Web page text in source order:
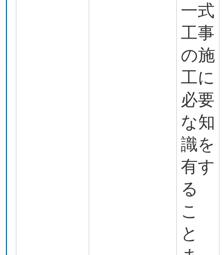
一式
工事
の施
工に
必要
な知
識を
有す
る
こ
と